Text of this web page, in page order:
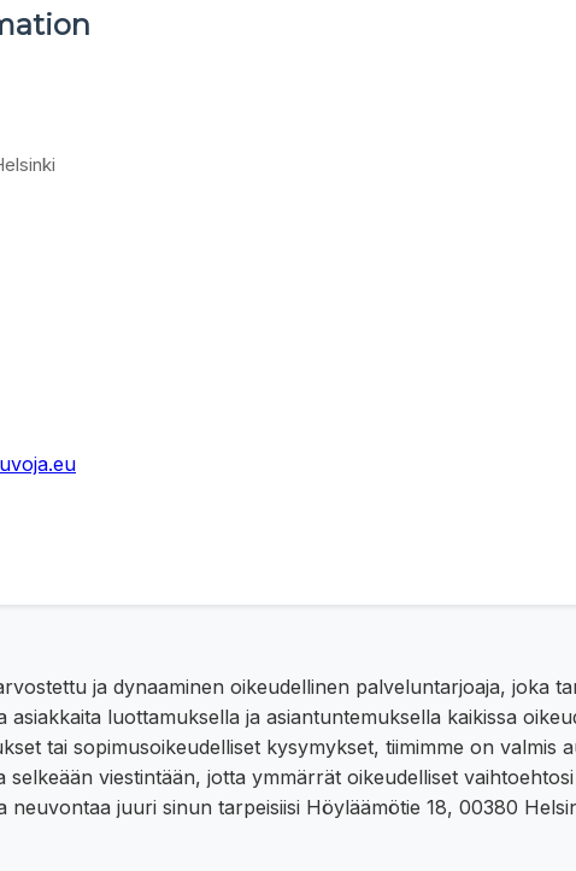
ja dynaaminen oikeudellinen palveluntarjoaja, joka
asiakkaita luottamuksella ja asiantuntemuksella kaikissa
tai sopimusoikeudelliset kysymykset, tiimimme on valmis
viestintään, jotta ymmärrät oikeudelliset
neuvontaa juuri sinun tarpeisiisi Höyläämötie 18, 00380